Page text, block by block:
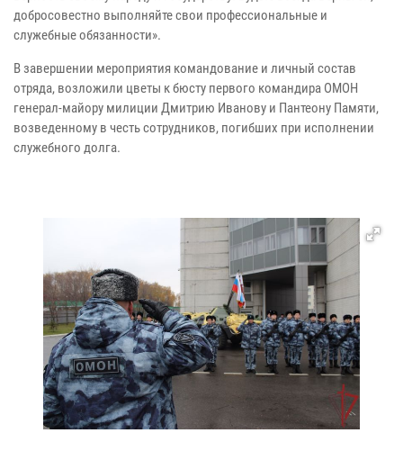
добросовестно выполняйте свои профессиональные и
служебные обязанности».
В завершении мероприятия командование и личный состав
отряда, возложили цветы к бюсту первого командира ОМОН
генерал-майору милиции Дмитрию Иванову и Пантеону Памяти,
возведенному в честь сотрудников, погибших при исполнении
служебного долга.